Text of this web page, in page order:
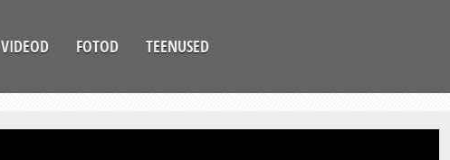
VIDEOD FOTOD TEENUSED